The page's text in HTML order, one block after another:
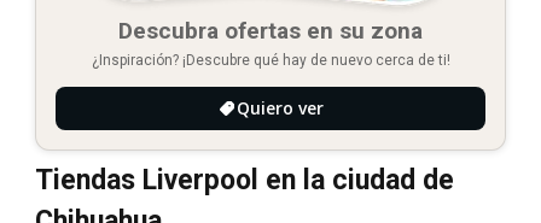
Descubra ofertas en su zona
¿Inspiración? ¡Descubre qué hay de nuevo cerca de ti!
Quiero ver
Tiendas Liverpool en la ciudad de